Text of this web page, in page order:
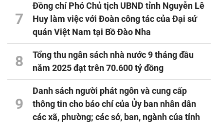
7
Đồng chí Phó Chủ tịch UBND tỉnh Nguyễn Lê
Huy làm việc với Đoàn công tác của Đại sứ
quán Việt Nam tại Bồ Đào Nha
8
Tổng thu ngân sách nhà nước 9 tháng đầu
năm 2025 đạt trên 70.600 tỷ đồng
9
Danh sách người phát ngôn và cung cấp
thông tin cho báo chí của Ủy ban nhân dân
các xã, phường; các sở, ban, ngành của tỉnh